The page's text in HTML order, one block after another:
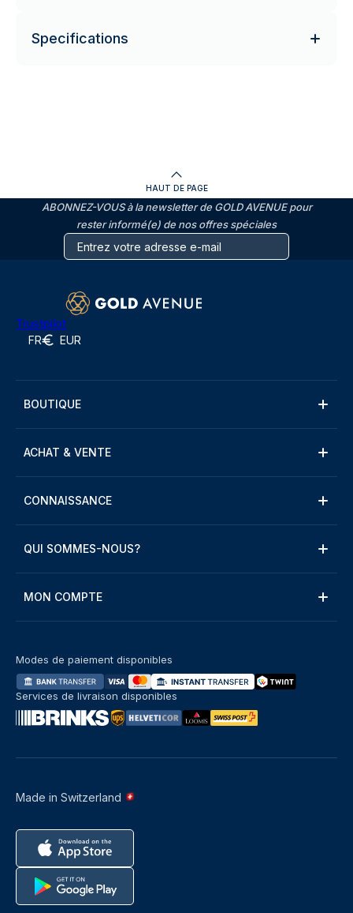
Specifications
HAUT DE PAGE
ABONNEZ-VOUS à la newsletter de GOLD AVENUE pour
rester informé(e) de nos offres spéciales
Trustpilot
FR EUR
BOUTIQUE
ACHAT & VENTE
CONNAISSANCE
QUI SOMMES-NOUS?
MON COMPTE
Made in Switzerland
Modes de paiement disponibles
Services de livraison disponibles